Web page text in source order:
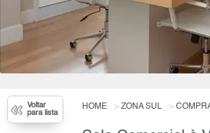
Voltar
para lista
HOME ZONA SUL